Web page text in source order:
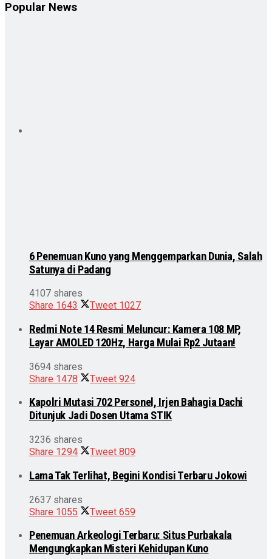
Popular News
6 Penemuan Kuno yang Menggemparkan Dunia, Salah
Satunya di Padang
4107 shares
Share 1643 Tweet 1027
Redmi Note 14 Resmi Meluncur: Kamera 108 MP,
Layar AMOLED 120Hz, Harga Mulai Rp2 Jutaan!
3694 shares
Share 1478 Tweet 924
Kapolri Mutasi 702 Personel, Irjen Bahagia Dachi
Ditunjuk Jadi Dosen Utama STIK
3236 shares
Share 1294 Tweet 809
Lama Tak Terlihat, Begini Kondisi Terbaru Jokowi
2637 shares
Share 1055 Tweet 659
Penemuan Arkeologi Terbaru: Situs Purbakala
Mengungkapkan Misteri Kehidupan Kuno